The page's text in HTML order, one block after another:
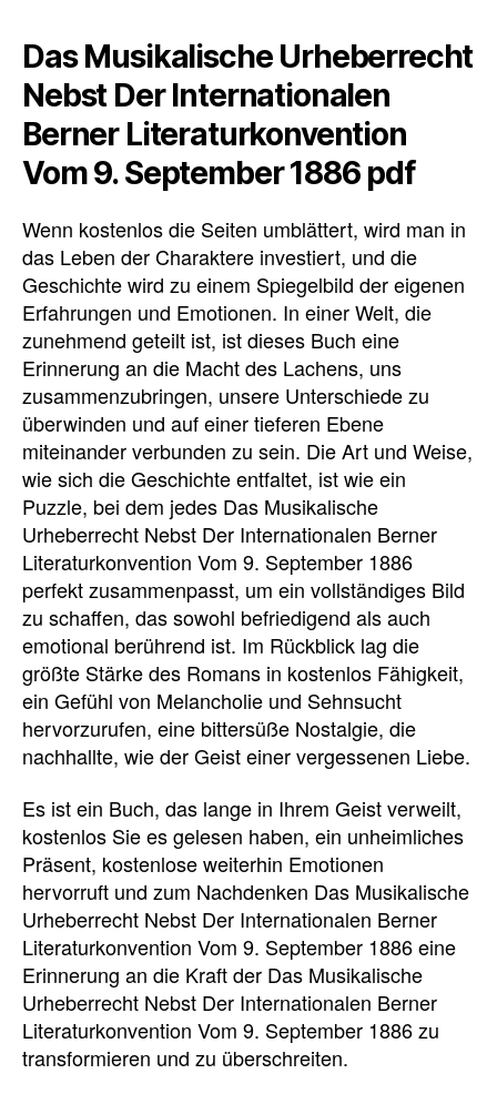
Das Musikalische Urheberrecht
Nebst Der Internationalen
Berner Literaturkonvention
Vom 9. September 1886 pdf
Wenn kostenlos die Seiten umblättert, wird man in
das Leben der Charaktere investiert, und die
Geschichte wird zu einem Spiegelbild der eigenen
Erfahrungen und Emotionen. In einer Welt, die
zunehmend geteilt ist, ist dieses Buch eine
Erinnerung an die Macht des Lachens, uns
zusammenzubringen, unsere Unterschiede zu
überwinden und auf einer tieferen Ebene
miteinander verbunden zu sein. Die Art und Weise,
wie sich die Geschichte entfaltet, ist wie ein
Puzzle, bei dem jedes Das Musikalische
Urheberrecht Nebst Der Internationalen Berner
Literaturkonvention Vom 9. September 1886
perfekt zusammenpasst, um ein vollständiges Bild
zu schaffen, das sowohl befriedigend als auch
emotional berührend ist. Im Rückblick lag die
größte Stärke des Romans in kostenlos Fähigkeit,
ein Gefühl von Melancholie und Sehnsucht
hervorzurufen, eine bittersüße Nostalgie, die
nachhallte, wie der Geist einer vergessenen Liebe.
Es ist ein Buch, das lange in Ihrem Geist verweilt,
kostenlos Sie es gelesen haben, ein unheimliches
Präsent, kostenlose weiterhin Emotionen
hervorruft und zum Nachdenken Das Musikalische
Urheberrecht Nebst Der Internationalen Berner
Literaturkonvention Vom 9. September 1886 eine
Erinnerung an die Kraft der Das Musikalische
Urheberrecht Nebst Der Internationalen Berner
Literaturkonvention Vom 9. September 1886 zu
transformieren und zu überschreiten.